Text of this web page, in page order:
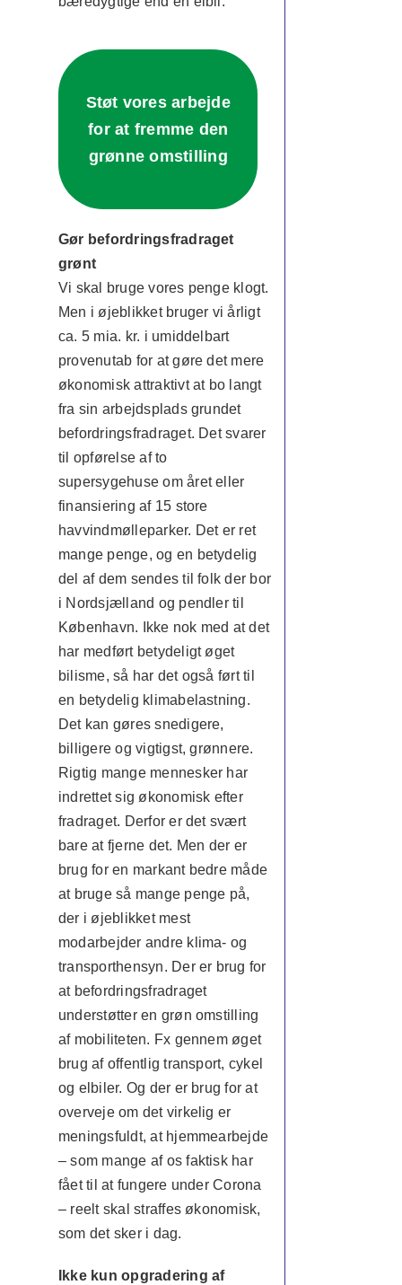
Støt vores arbejde
for at fremme den
grønne omstilling
Gør befordringsfradraget
grønt
Vi skal bruge vores penge klogt.
Men i øjeblikket bruger vi årligt
ca. 5 mia. kr. i umiddelbart
provenutab for at gøre det mere
økonomisk attraktivt at bo langt
fra sin arbejdsplads grundet
befordringsfradraget. Det svarer
til opførelse af to
supersygehuse om året eller
finansiering af 15 store
havvindmølleparker. Det er ret
mange penge, og en betydelig
del af dem sendes til folk der bor
i Nordsjælland og pendler til
København. Ikke nok med at det
har medført betydeligt øget
bilisme, så har det også ført til
en betydelig klimabelastning.
Det kan gøres snedigere,
billigere og vigtigst, grønnere.
Rigtig mange mennesker har
indrettet sig økonomisk efter
fradraget. Derfor er det svært
bare at fjerne det. Men der er
brug for en markant bedre måde
at bruge så mange penge på,
der i øjeblikket mest
modarbejder andre klima- og
transporthensyn. Der er brug for
at befordringsfradraget
understøtter en grøn omstilling
af mobiliteten. Fx gennem øget
brug af offentlig transport, cykel
og elbiler. Og der er brug for at
overveje om det virkelig er
meningsfuldt, at hjemmearbejde
– som mange af os faktisk har
fået til at fungere under Corona
– reelt skal straffes økonomisk,
som det sker i dag.
Ikke kun opgradering af